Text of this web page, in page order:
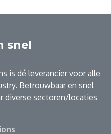
snel
is dé leverancier voor alle
Betrouwbaar en snel
diverse sectoren/locaties